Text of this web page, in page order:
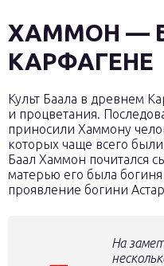
ХАММОН —
КАРФАГЕНЕ
Культ Баала в древнем
и процветания.
приносили Хаммону
которых чаще всего
Баал Хаммон почитался
матерью его была
проявление богини
На